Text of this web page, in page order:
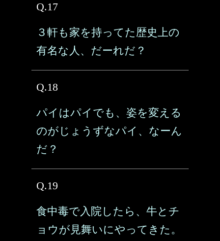
Q.17
３軒も家を持ってた歴史上の
有名な人、だーれだ？
Q.18
パイはパイでも、姿を変える
のがじょうずなパイ、なーん
だ？
Q.19
食中毒で入院したら、牛とチ
ョウが見舞いにやってきた。